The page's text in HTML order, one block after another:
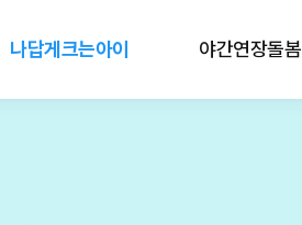
나답게크는아이 야간연장돌봄